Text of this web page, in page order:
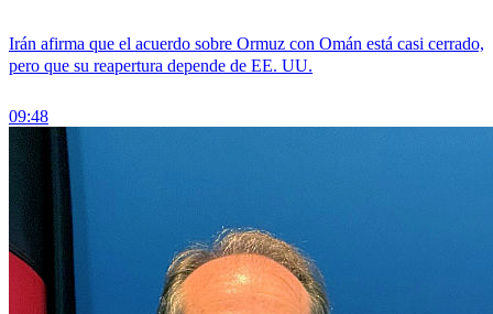
Irán afirma que el acuerdo sobre Ormuz con Omán está casi cerrado,
pero que su reapertura depende de EE. UU.
09:48